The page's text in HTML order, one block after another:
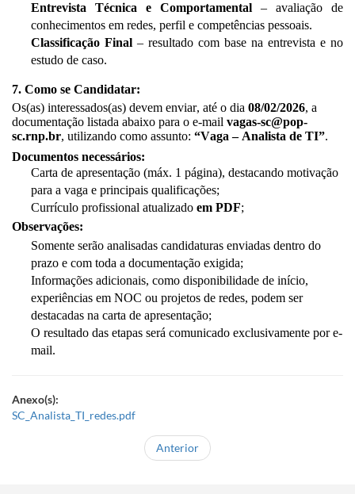
Entrevista Técnica e Comportamental – avaliação de
conhecimentos em redes, perfil e competências pessoais.
Classificação Final – resultado com base na entrevista e no
estudo de caso.
7. Como se Candidatar:
Os(as) interessados(as) devem enviar, até o dia 08/02/2026, a
documentação listada abaixo para o e-mail vagas-sc@pop-
sc.rnp.br, utilizando como assunto: “Vaga – Analista de TI”.
Documentos necessários:
Carta de apresentação (máx. 1 página), destacando motivação
para a vaga e principais qualificações;
Currículo profissional atualizado em PDF;
Observações:
Somente serão analisadas candidaturas enviadas dentro do
prazo e com toda a documentação exigida;
Informações adicionais, como disponibilidade de início,
experiências em NOC ou projetos de redes, podem ser
destacadas na carta de apresentação;
O resultado das etapas será comunicado exclusivamente por e-
mail.
Anexo(s):
SC_Analista_TI_redes.pdf
Anterior